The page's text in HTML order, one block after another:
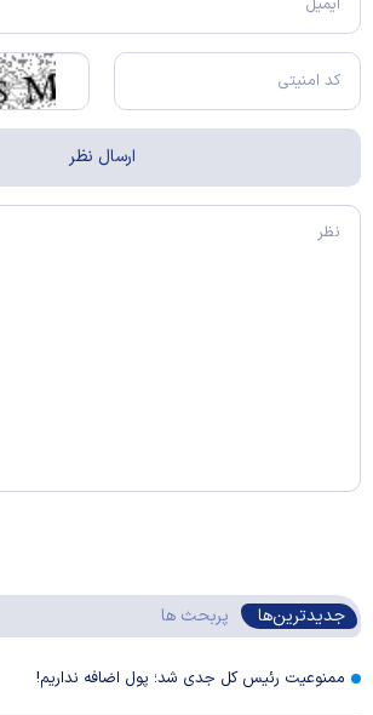
جدیدترین‌ها پربحث ها
ممنوعیت رئیس کل جدی شد؛ پول اضافه نداریم!